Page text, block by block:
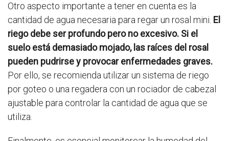
Otro aspecto importante a tener en cuenta es la
cantidad de agua necesaria para regar un rosal mini. El
riego debe ser profundo pero no excesivo. Si el
suelo está demasiado mojado, las raíces del rosal
pueden pudrirse y provocar enfermedades graves.
Por ello, se recomienda utilizar un sistema de riego
por goteo o una regadera con un rociador de cabezal
ajustable para controlar la cantidad de agua que se
utiliza.